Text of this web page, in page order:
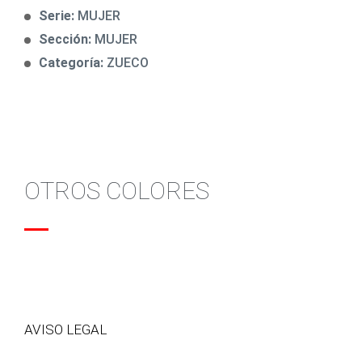
Serie: MUJER
Sección: MUJER
Categoría: ZUECO
OTROS COLORES
AVISO LEGAL